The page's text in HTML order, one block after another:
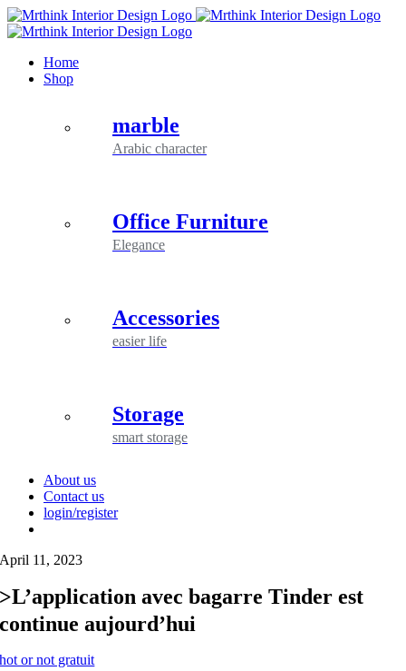
Skip
to
Home
Shop
marble
Arabic character
Office Furniture
Elegance
Accessories
easier life
Storage
smart storage
About us
Contact us
login/register
April 11, 2023
>L’application avec bagarre Tinder est
continue aujourd’hui
hot or not gratuit